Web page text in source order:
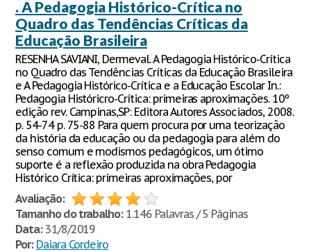
. A Pedagogia Histórico-Crítica no
Quadro das Tendências Críticas da
Educação Brasileira
RESENHA SAVIANI, Dermeval. A Pedagogia Histórico-Crítica
no Quadro das Tendências Críticas da Educação Brasileira
e A Pedagogia Histórico-Crítica e a Educação Escolar In.:
Pedagogia Históricro-Crítica: primeiras aproximações. 10º
edição rev. Campinas,SP: Editora Autores Associados, 2008.
p. 54-74 p. 75-88 Para quem procura por uma teorização
da história da educação ou da pedagogia para além do
senso comum e modismos pedagógicos, um ótimo
suporte é a reflexão produzida na obra Pedagogia
Histórico Crítica: primeiras aproximações, por
Avaliação:
Tamanho do trabalho:1.146 Palavras / 5 Páginas
Data:31/8/2019
Por: Daiara Cordeiro